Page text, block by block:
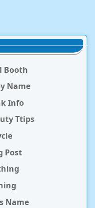
Booth
Name
Info
Ttips
Post
Name